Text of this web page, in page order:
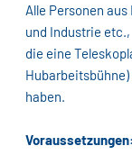
Alle Personen
und Industrie etc.,
die eine
haben.
Voraussetzungen: